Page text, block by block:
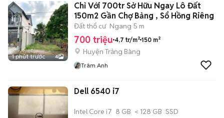
1 phút trước 4
Chỉ Với 700tr Sở Hữu Ngay Lô Đất
150m2 Gần Chợ Bảng , Sổ Hồng Riêng
Đất thổ cư Ngang 5 m
700 triệu 4,7 tr/m² 150 m²
Huyện Trảng Bàng
Trâm Anh
Dell 6540 i7
Intel Core i7 8 GB < 128 GB SSD